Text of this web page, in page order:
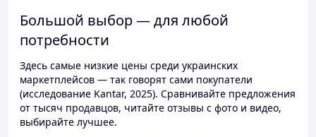
Большой выбор — для любой
потребности
Здесь самые низкие цены среди украинских
маркетплейсов — так говорят сами покупатели
(исследование Kantar, 2025). Сравнивайте предложения
от тысяч продавцов, читайте отзывы с фото и видео,
выбирайте лучшее.